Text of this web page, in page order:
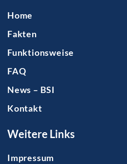
Home
Fakten
Funktionsweise
FAQ
News – BSI
Kontakt
Weitere Links
Impressum